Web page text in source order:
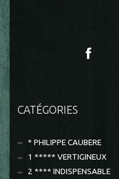
CATÉGORIES
* PHILIPPE CAUBERE
1 ***** VERTIGINEUX
2 **** INDISPENSABLE